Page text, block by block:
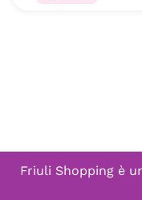
Friuli Shopping è